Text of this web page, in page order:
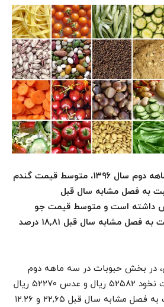
در بخش غلات، در سه ماهه دوم سال ۱۳۹۶، متوسط قیمت گندم
نسبت به فصل مشابه سال قبل
افزایش داشته است و متوسط قیمت جو
درصد
در بخش حبوبات در سه ماهه دوم
سال ۱۳۹۶، متوسط قیمت نخود ۵۲۵۸۲ ریال و عدس ۵۲۲۷۰ ریال
بوده که به ترتیب نسبت به فصل مشابه سال قبل ۲۲,۶۵ و ۱۲.۲۶